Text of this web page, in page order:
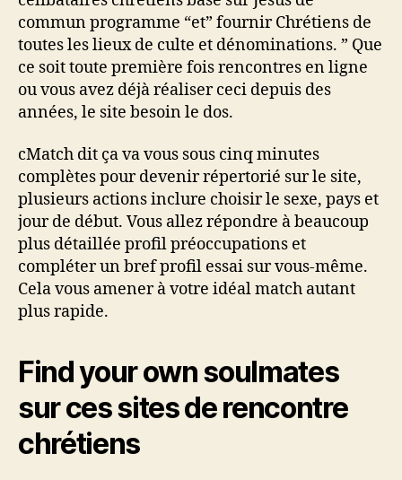
commun programme “et” fournir Chrétiens de
toutes les lieux de culte et dénominations. ” Que
ce soit toute première fois rencontres en ligne
ou vous avez déjà réaliser ceci depuis des
années, le site besoin le dos.
cMatch dit ça va vous sous cinq minutes
complètes pour devenir répertorié sur le site,
plusieurs actions inclure choisir le sexe, pays et
jour de début. Vous allez répondre à beaucoup
plus détaillée profil préoccupations et
compléter un bref profil essai sur vous-même.
Cela vous amener à votre idéal match autant
plus rapide.
Find your own soulmates
sur ces sites de rencontre
chrétiens